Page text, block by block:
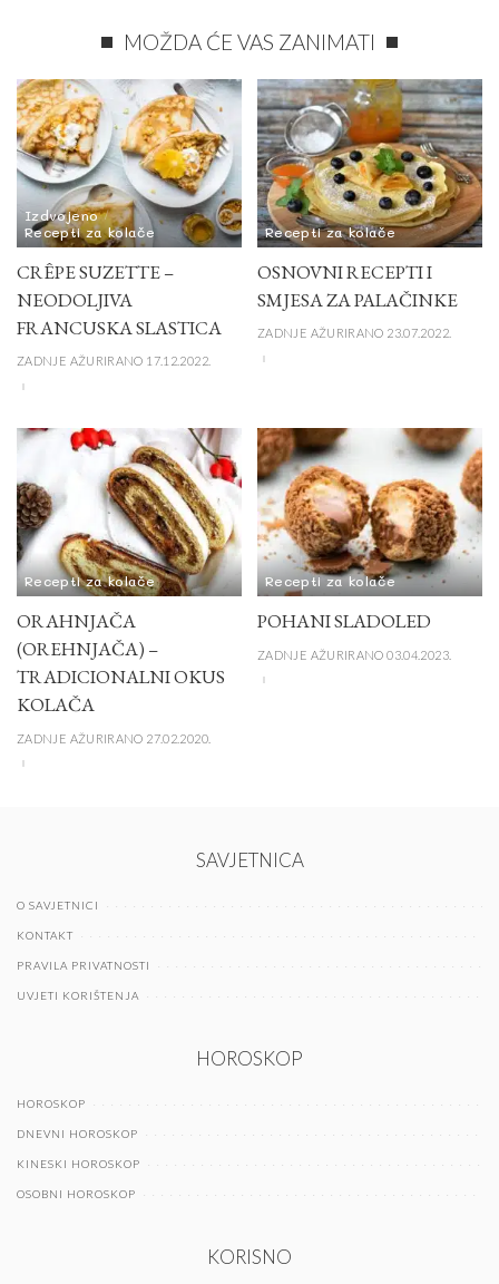
MOŽDA ĆE VAS ZANIMATI
Izdvojeno
Recepti za kolače
CRÊPE SUZETTE –
NEODOLJIVA
FRANCUSKA SLASTICA
ZADNJE AŽURIRANO 17.12.2022.
Recepti za kolače
OSNOVNI RECEPTI I
SMJESA ZA PALAČINKE
ZADNJE AŽURIRANO 23.07.2022.
Recepti za kolače
ORAHNJAČA
(OREHNJAČA) –
TRADICIONALNI OKUS
KOLAČA
ZADNJE AŽURIRANO 27.02.2020.
Recepti za kolače
POHANI SLADOLED
ZADNJE AŽURIRANO 03.04.2023.
SAVJETNICA
O SAVJETNICI
KONTAKT
PRAVILA PRIVATNOSTI
UVJETI KORIŠTENJA
HOROSKOP
HOROSKOP
DNEVNI HOROSKOP
KINESKI HOROSKOP
OSOBNI HOROSKOP
KORISNO